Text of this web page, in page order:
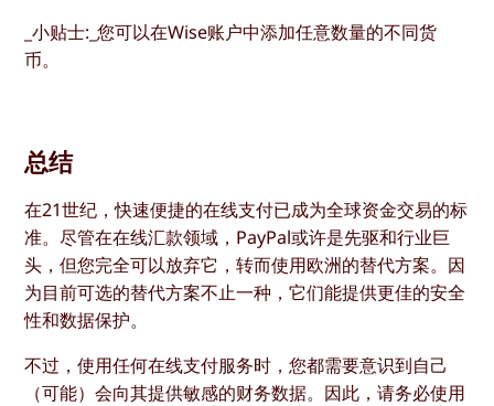
_小贴士:_您可以在Wise账户中添加任意数量的不同货
币。
总结
在21世纪，快速便捷的在线支付已成为全球资金交易的标
准。尽管在在线汇款领域，PayPal或许是先驱和行业巨
头，但您完全可以放弃它，转而使用欧洲的替代方案。因
为目前可选的替代方案不止一种，它们能提供更佳的安全
性和数据保护。
不过，使用任何在线支付服务时，您都需要意识到自己
（可能）会向其提供敏感的财务数据。因此，请务必使用